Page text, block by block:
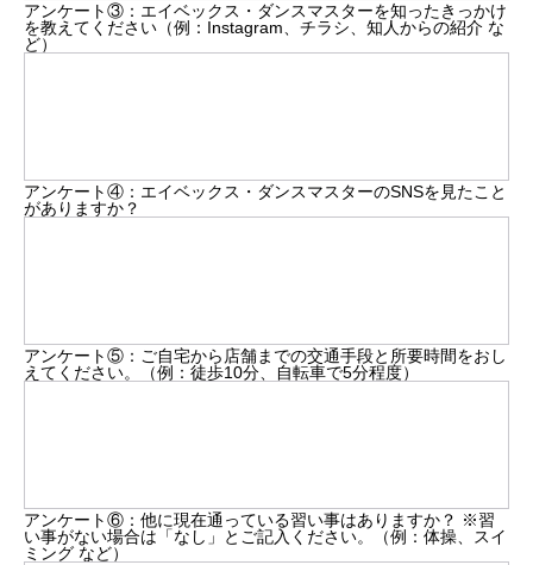
アンケート③：エイベックス・ダンスマスターを知ったきっかけ
を教えてください（例：Instagram、チラシ、知人からの紹介 な
ど）
アンケート④：エイベックス・ダンスマスターのSNSを見たこと
がありますか？
アンケート⑤：ご自宅から店舗までの交通手段と所要時間をおし
えてください。（例：徒歩10分、自転車で5分程度）
アンケート⑥：他に現在通っている習い事はありますか？ ※習
い事がない場合は「なし」とご記入ください。（例：体操、スイ
ミング など）